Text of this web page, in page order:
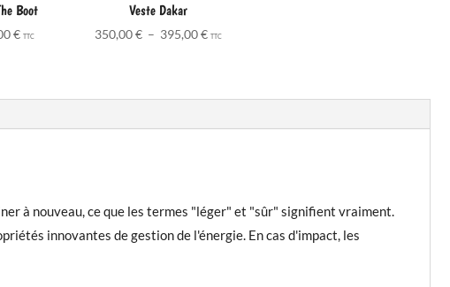
Boot
€Plage
270,00 €
TTC
Veste Dakar
350,00€ – 395,00€Plage
395,00 €
TTC
à nouveau, ce que les termes "léger" et "sûr" signifient vraiment.
innovantes de gestion de l'énergie. En cas d'impact, les